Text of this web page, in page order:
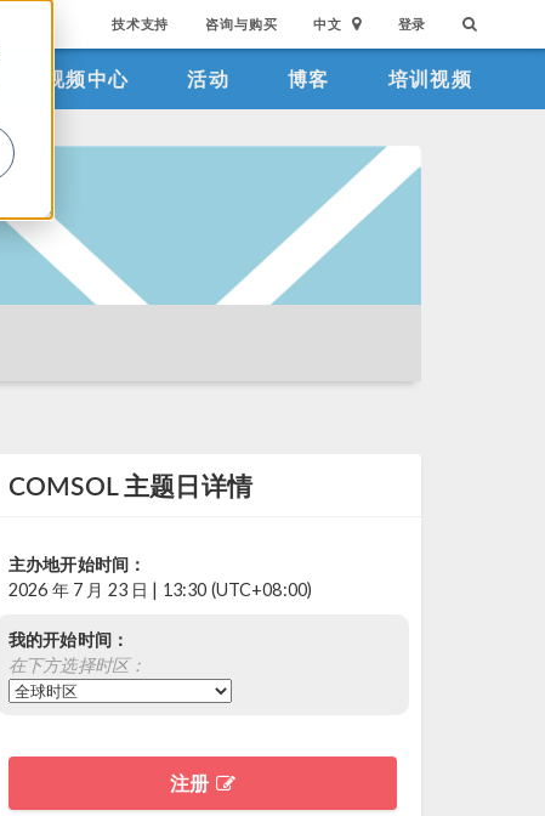
技术支持 咨询与购买 中文 登录
视频中心 活动 博客 培训视频
COMSOL 主题日详情
主办地开始时间：
2026 年 7 月 23 日 | 13:30 (UTC+08:00)
我的开始时间：
在下方选择时区：
注册